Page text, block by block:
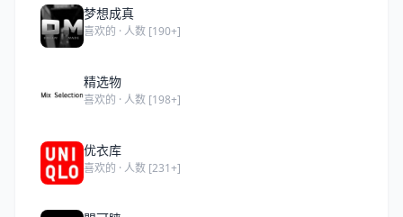
梦想成真
喜欢的 · 人数 [190+]
精选物
喜欢的 · 人数 [198+]
优衣库
喜欢的 · 人数 [231+]